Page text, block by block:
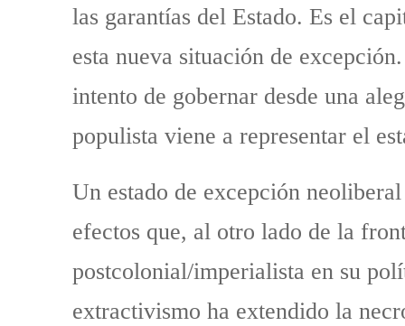
las garantías del Estado. Es el
esta nueva situación de
intento de gobernar desde una
populista viene a representar el
Un estado de excepción
efectos que, al otro lado de la
postcolonial/imperialista en su
extractivismo ha extendido la